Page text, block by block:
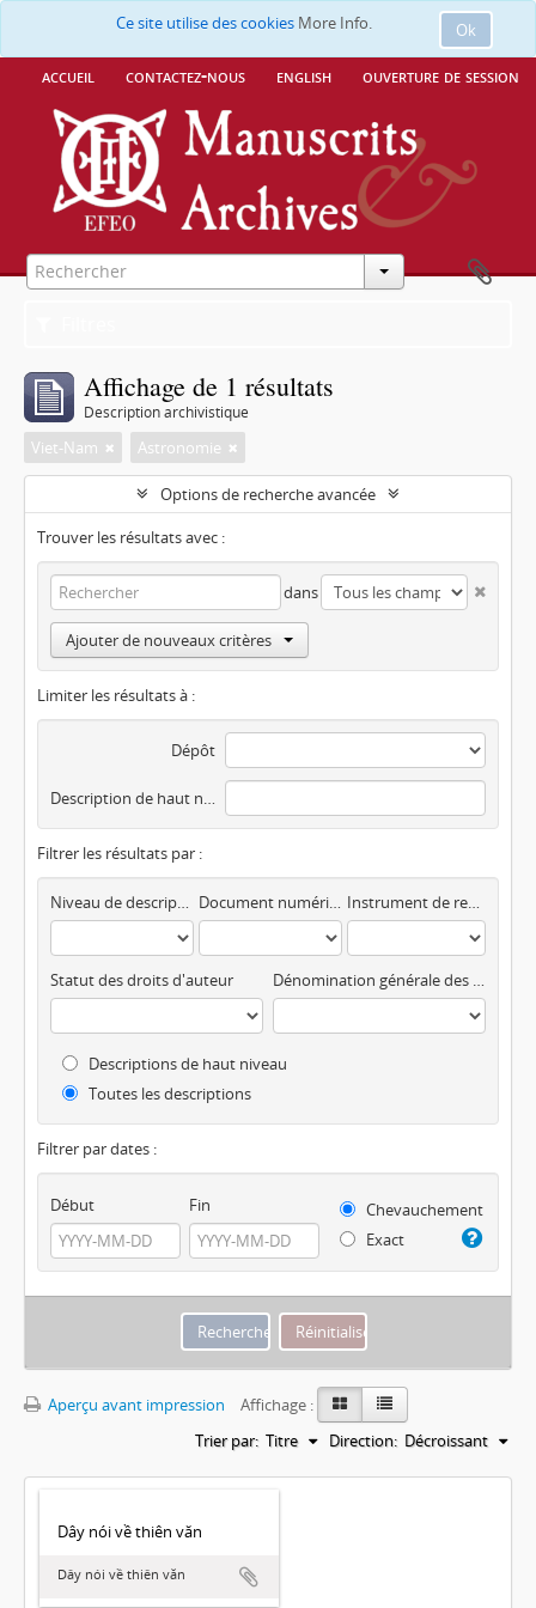
Ok
Ce site utilise des cookies More Info.
accueil contactez-nous english ouverture de session
Affichage de 1 résultats
Description archivistique
Viet-Nam Astronomie
Options de recherche avancée
Trouver les résultats avec :
dans
Ajouter de nouveaux critères
Limiter les résultats à :
Dépôt
Description de haut niveau
Filtrer les résultats par :
Niveau de description Document numérisé disponible Instrument de recherche
Statut des droits d'auteur Dénomination générale des documents
Descriptions de haut niveau
Toutes les descriptions
Filtrer par dates :
Début Fin
Chevauchement
Exact
Aperçu avant impression
Affichage :
Trier par: Titre Direction: Décroissant
Dây nói về thiên văn
Dây nói về thiên văn